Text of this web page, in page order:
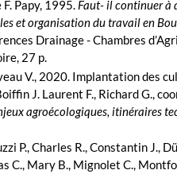
Papy, 1995. Faut- il continuer à
et organisation du travail en
Drainage - Chambres
27 p.
V., 2020. Implantation des
J. Laurent F., Richard G.,
agroécologiques, itinéraires
P., Charles R., Constantin J.,
C., Mary B., Mignolet C.,